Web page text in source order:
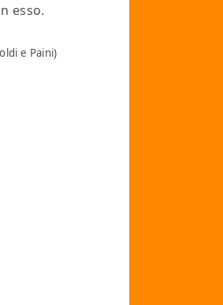
esso.
e Paini)